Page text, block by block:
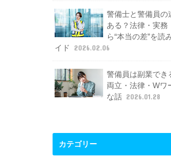
警備士と警備員の
ある？法律・実務
ら“本当の差”を読
イド
2026.02.06
警備員は副業でき
両立・法律・Wワ
な話 2026.01.28
カテゴリー